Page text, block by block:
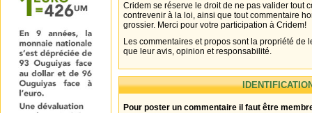
Cridem se réserve le droit de ne pas valider tout
contrevenir à la loi, ainsi que tout commentaire
grossier. Merci pour votre participation à Cridem!
Les commentaires et propos sont la propriété de
que leur avis, opinion et responsabilité.
Pour poster un commentaire il faut être